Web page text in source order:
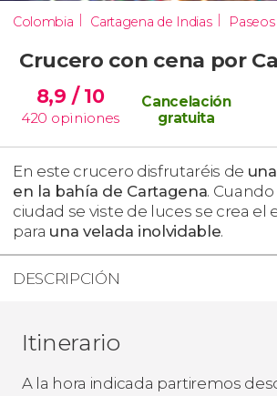
Colombia Cartagena de Indias
Crucero con cena por
8,9 / 10
420 opiniones
Cancelación
gratuita
En este crucero disfrutaréis de
en la bahía de Cartagena.
ciudad se viste de luces se crea el
para una velada inolvidable.
DESCRIPCIÓN
Itinerario
A la hora indicada partiremos